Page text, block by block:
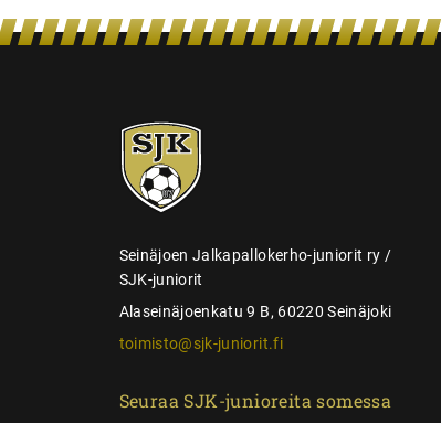
n
SJK-
juniorit
Seinäjoen Jalkapallokerho-juniorit ry /
SJK-juniorit
Alaseinäjoenkatu 9 B, 60220 Seinäjoki
toimisto@sjk-juniorit.fi
Seuraa SJK-junioreita somessa